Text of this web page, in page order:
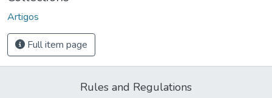
Artigos
Full item page
Rules and Regulations